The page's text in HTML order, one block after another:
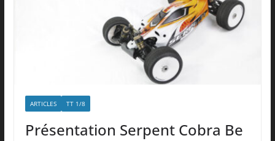
ARTICLES TT 1/8
Présentation Serpent Cobra Be